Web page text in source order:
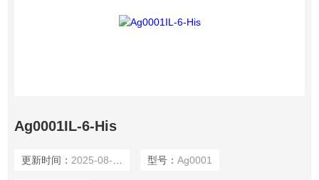
Ag0001IL-6-His
更新时间： 2025-08-09 型号： Ag0001